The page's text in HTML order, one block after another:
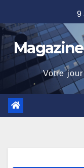
to
content
9
Votre